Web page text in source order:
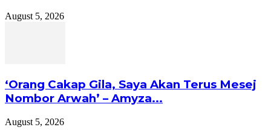
August 5, 2026
‘Orang Cakap Gila, Saya Akan Terus Mesej
Nombor Arwah’ – Amyza...
August 5, 2026